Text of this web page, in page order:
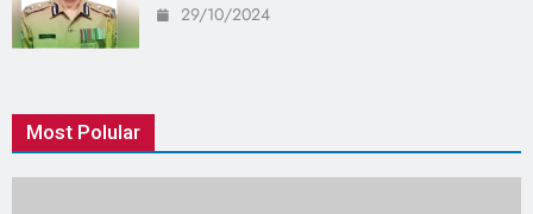
29/10/2024
Most Polular